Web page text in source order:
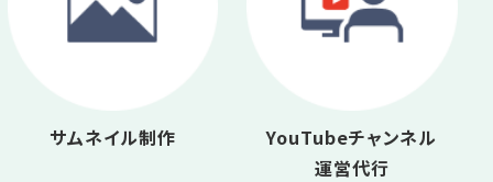
サムネイル制作
YouTubeチャンネル
運営代行